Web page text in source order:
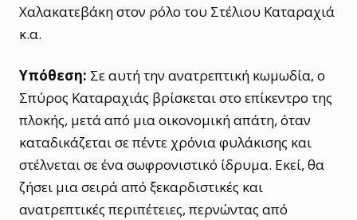
Χαλακατεβάκη στον ρόλο του Στέλιου Καταραχιά
κ.α.
Υπόθεση: Σε αυτή την ανατρεπτική κωμωδία, ο
Σπύρος Καταραχιάς βρίσκεται στο επίκεντρο της
πλοκής, μετά από μια οικονομική απάτη, όταν
καταδικάζεται σε πέντε χρόνια φυλάκισης και
στέλνεται σε ένα σωφρονιστικό ίδρυμα. Εκεί, θα
ζήσει μια σειρά από ξεκαρδιστικές και
ανατρεπτικές περιπέτειες, περνώντας από